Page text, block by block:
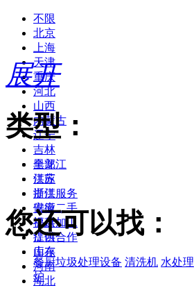
不限
北京
上海
天津
重庆
河北
山西
内蒙古
辽宁
吉林
黑龙江
江苏
浙江
安徽
福建
江西
山东
河南
湖北
展开
类型：
全部
供应
提供服务
供应二手
提供加工
提供合作
库存
您还可以找：
餐厨垃圾处理设备 清洗机 水处理
炉